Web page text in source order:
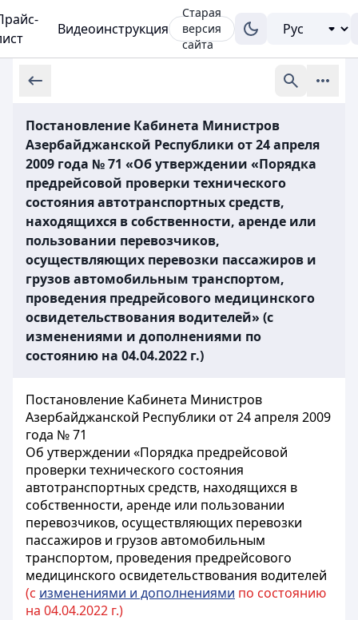
Видеоинструкция
Старая
версия
сайта
Постановление Кабинета Министров
Азербайджанской Республики от 24 апреля
2009 года № 71 «Об утверждении «Порядка
предрейсовой проверки технического
состояния автотранспортных средств,
находящихся в собственности, аренде или
пользовании перевозчиков,
осуществляющих перевозки пассажиров и
грузов автомобильным транспортом,
проведения предрейсового медицинского
освидетельствования водителей» (с
изменениями и дополнениями по
состоянию на 04.04.2022 г.)
Постановление Кабинета Министров
Азербайджанской Республики от 24 апреля 2009
года № 71
Об утверждении «Порядка предрейсовой
проверки технического состояния
автотранспортных средств, находящихся в
собственности, аренде или пользовании
перевозчиков, осуществляющих перевозки
пассажиров и грузов автомобильным
транспортом, проведения предрейсового
медицинского освидетельствования водителей
(с изменениями и дополнениями по состоянию
на 04.04.2022 г.)